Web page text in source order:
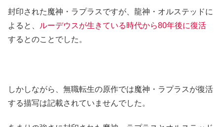
封印された魔神・ラプラスですが、龍神・オルステッドに
よると、
ルーデウスが生きている時代から80年後に復活
するとのことでした。
しかしながら、無職転生の原作では魔神・ラプラスが復活
する描写は記載されていませんでした。